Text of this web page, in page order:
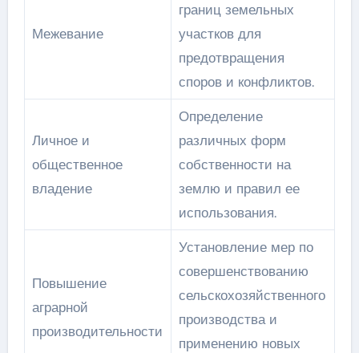
Межевание
границ земельных
участков для
предотвращения
споров и конфликтов.
Личное и
общественное
владение
Определение
различных форм
собственности на
землю и правил ее
использования.
Повышение
аграрной
производительности
Установление мер по
совершенствованию
сельскохозяйственного
производства и
применению новых